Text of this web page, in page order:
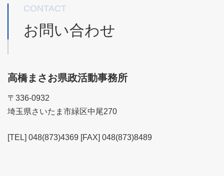
CONTACT
お問い合わせ
高橋まさお県政活動事務所
〒336-0932
埼玉県さいたま市緑区中尾270
[TEL] 048(873)4369 [FAX] 048(873)8489